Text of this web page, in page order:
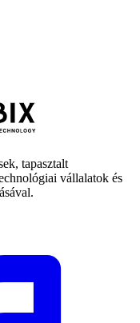
tapasztalt
vállalatok és